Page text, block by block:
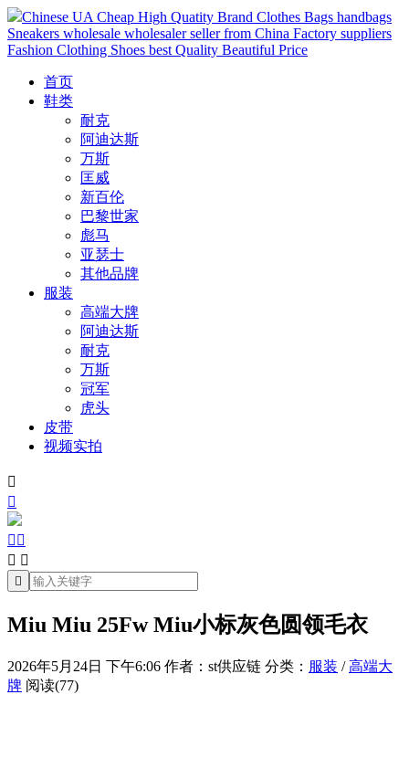
Chinese UA Cheap High Quatity Brand Clothes Bags handbags
Sneakers wholesale wholesaler seller from China Factory suppliers
Fashion Clothing Shoes best Quality Beautiful Price
首页
鞋类
耐克
阿迪达斯
万斯
匡威
新百伦
巴黎世家
彪马
亚瑟士
其他品牌
服装
高端大牌
阿迪达斯
耐克
万斯
冠军
虎头
皮带
视频实拍


 
 

Miu Miu 25Fw Miu小标灰色圆领毛衣
2026年5月24日 下午6:06 作者：st供应链 分类： 服装 /高端大
牌 阅读(77)